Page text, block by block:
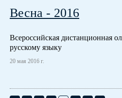
Весна - 2016
Всероссийская дистанционная
русскому языку
20 мая 2016 г.